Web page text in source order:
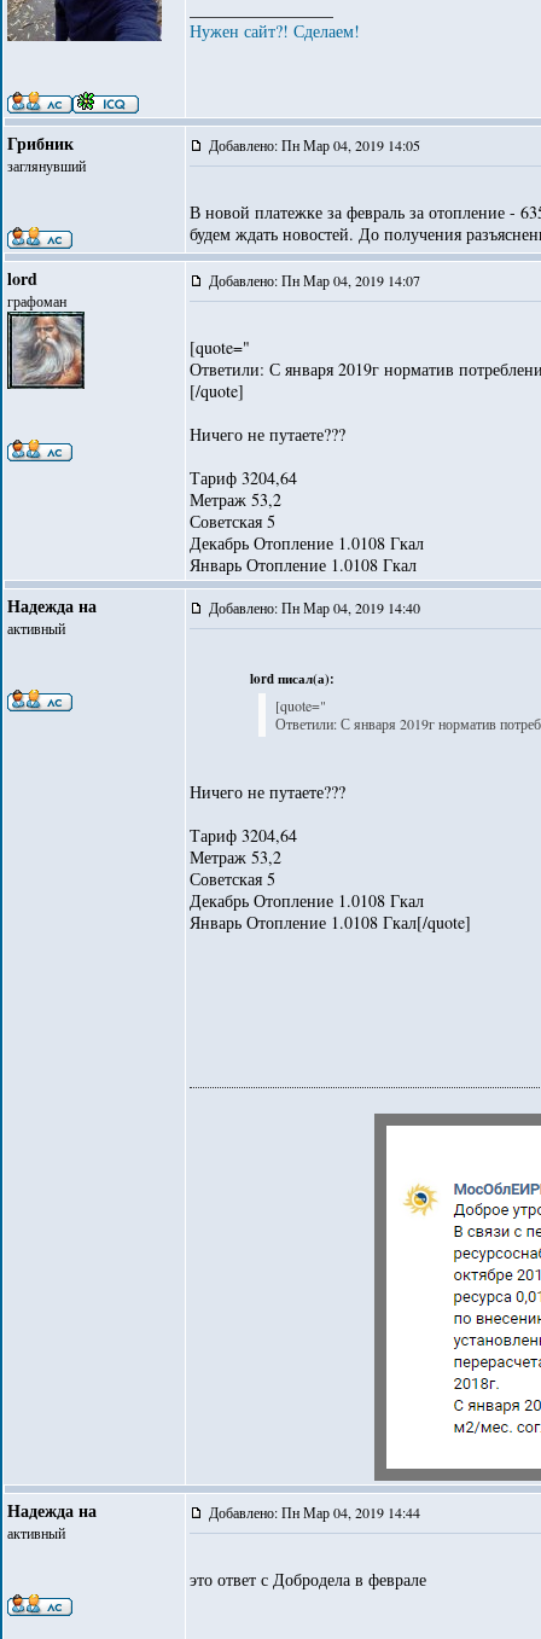
Нужен сайт?! Сделаем!
Грибник
заглянувший
Добавлено: Пн Мар 04, 2019 14:05
В новой платежке за февраль за отопление -
будем ждать новостей. До получения
lord
графоман
Добавлено: Пн Мар 04, 2019 14:07
[quote="
Ответили: С января 2019г норматив
[/quote]
Ничего не путаете???
Тариф 3204,64
Метраж 53,2
Советская 5
Декабрь Отопление 1.0108 Гкал
Январь Отопление 1.0108 Гкал
Надежда на
активный
Добавлено: Пн Мар 04, 2019 14:40
lord писал(а):
[quote="
Ответили: С января 2019г норматив
Ничего не путаете???
Тариф 3204,64
Метраж 53,2
Советская 5
Декабрь Отопление 1.0108 Гкал
Январь Отопление 1.0108 Гкал[/quote]
Надежда на
активный
Добавлено: Пн Мар 04, 2019 14:44
это ответ с Добродела в феврале